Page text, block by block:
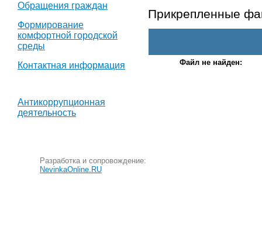
Обращения граждан
Формирование
комфортной городской
среды
Контактная информация
Антикоррупционная
деятельность
Прикрепленные
Файл не найден:
Разработка и сопровождение:
NevinkaOnline.RU